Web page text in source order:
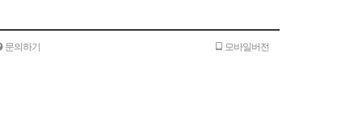
문의하기 모바일버전